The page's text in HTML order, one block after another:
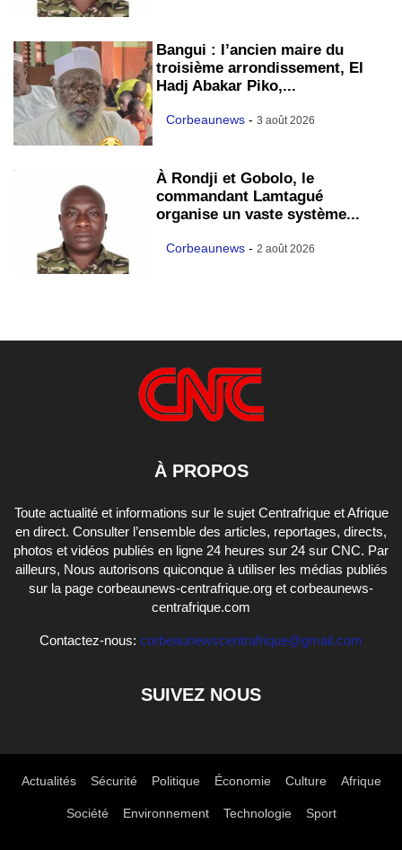
Bangui : l’ancien maire du
troisième arrondissement, El
Hadj Abakar Piko,...
Corbeaunews - 3 août 2026
À Rondji et Gobolo, le
commandant Lamtagué
organise un vaste système...
Corbeaunews - 2 août 2026
À PROPOS
Toute actualité et informations sur le sujet Centrafrique et Afrique
en direct. Consulter l’ensemble des articles, reportages, directs,
photos et vidéos publiés en ligne 24 heures sur 24 sur CNC. Par
ailleurs, Nous autorisons quiconque à utiliser les médias publiés
sur la page corbeaunews-centrafrique.org et corbeaunews-
centrafrique.com
Contactez-nous: corbeaunewscentrafrique@gmail.com
SUIVEZ NOUS
Actualités Sécurité Politique Économie Culture Afrique
Société Environnement Technologie Sport